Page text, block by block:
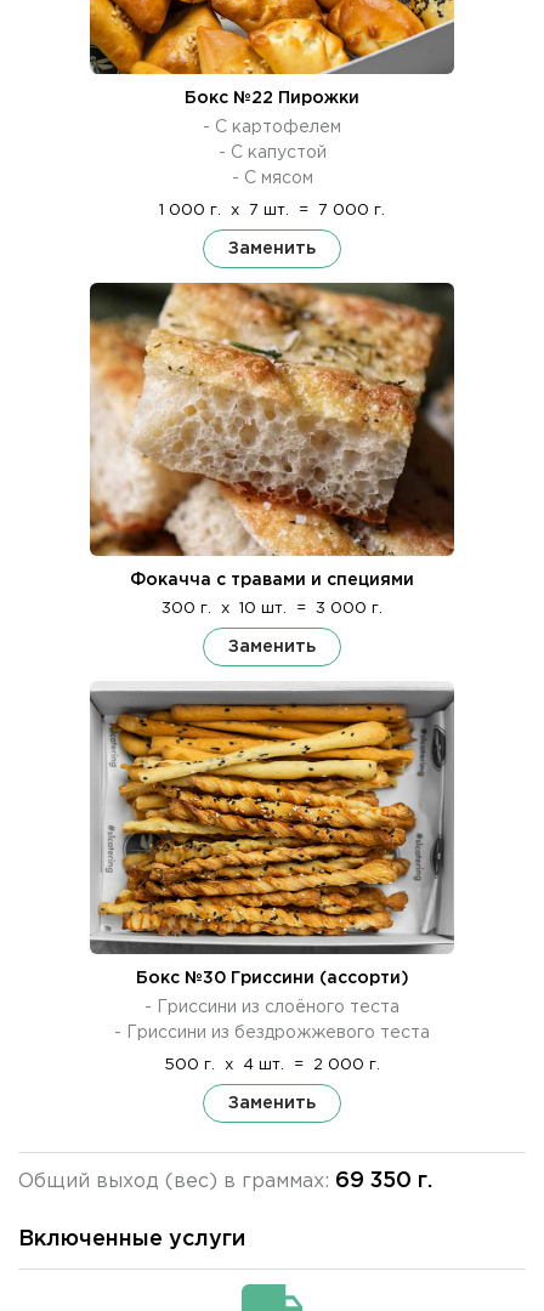
Бокс №22 Пирожки
- С картофелем
- С капустой
- С мясом
1 000 г. x 7 шт. = 7 000 г.
Заменить
Фокачча с травами и специями
300 г. x 10 шт. = 3 000 г.
Заменить
Бокс №30 Гриссини (ассорти)
- Гриссини из слоёного теста
- Гриссини из бездрожжевого теста
500 г. x 4 шт. = 2 000 г.
Заменить
Общий выход (вес) в граммах: 69 350 г.
Включенные услуги